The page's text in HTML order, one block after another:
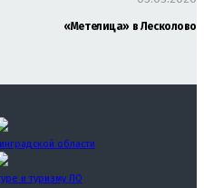
«Метелица» в Лесколово
области
и туризму ЛО